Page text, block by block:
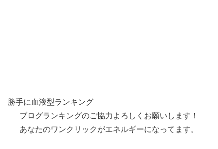
勝手に血液型ランキング
ブログランキングのご協力よろしくお願いします！
あなたのワンクリックがエネルギーになってます。